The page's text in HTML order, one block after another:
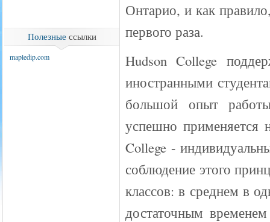
Онтарио, и как
первого раза.
Hudson College
иностранными
большой опыт
успешно применяется
College -
соблюдение этого
классов: в среднем в
достаточным
Полезные ссылки
mapledip.com